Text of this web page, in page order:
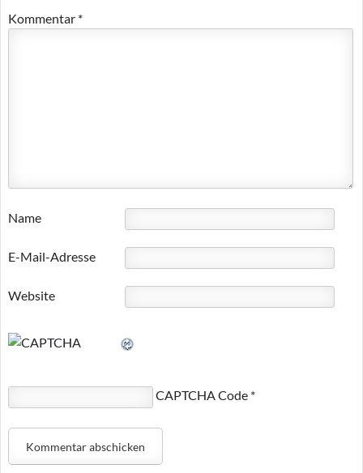
Kommentar *
Name
E-Mail-Adresse
Website
CAPTCHA Code *